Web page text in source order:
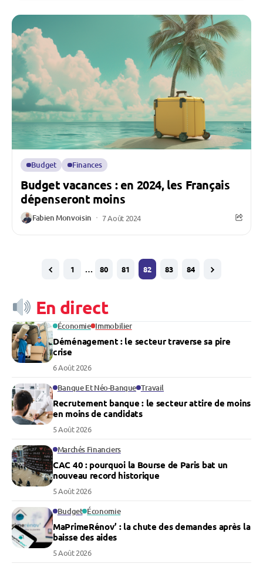
Budget Finances
Budget vacances : en 2024, les Français
dépenseront moins
Fabien Monvoisin 7 Août 2024
1 … 80 81 82 83 84
En direct
Économie Immobilier
Déménagement : le secteur traverse sa pire
crise
6 Août 2026
Banque Et Néo-Banque Travail
Recrutement banque : le secteur attire de moins
en moins de candidats
5 Août 2026
Marchés Financiers
CAC 40 : pourquoi la Bourse de Paris bat un
nouveau record historique
5 Août 2026
Budget Économie
MaPrimeRénov’ : la chute des demandes après la
baisse des aides
5 Août 2026